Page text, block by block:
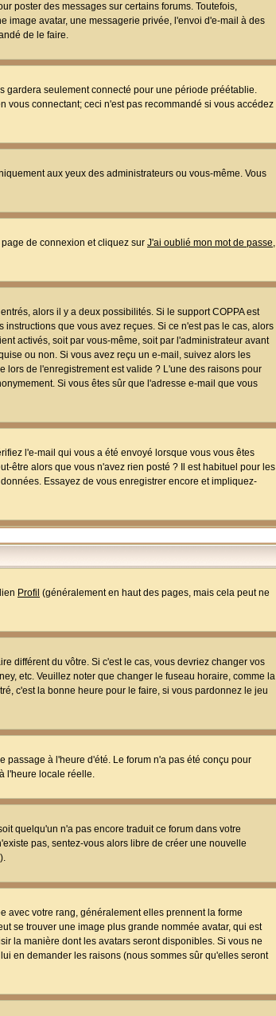
poster des messages sur certains forums. Toutefois,
image avatar, une messagerie privée, l'envoi d'e-mail à des
de le faire.
gardera seulement connecté pour une période préétablie.
vous connectant; ceci n'est pas recommandé si vous accédez
aux yeux des administrateurs ou vous-même. Vous
de connexion et cliquez sur J'ai oublié mon mot de passe,
alors il y a deux possibilités. Si le support COPPA est
que vous avez reçues. Si ce n'est pas le cas, alors
activés, soit par vous-même, soit par l'administrateur avant
ou non. Si vous avez reçu un e-mail, suivez alors les
lors de l'enregistrement est valide ? L'une des raisons pour
Si vous êtes sûr que l'adresse e-mail que vous
l'e-mail qui vous a été envoyé lorsque vous vous êtes
être alors que vous n'avez rien posté ? Il est habituel pour les
Essayez de vous enregistrer encore et impliquez-
Profil (généralement en haut des pages, mais cela peut ne
différent du vôtre. Si c'est le cas, vous devriez changer vos
etc. Veuillez noter que changer le fuseau horaire, comme la
c'est la bonne heure pour le faire, si vous pardonnez le jeu
à l'heure d'été. Le forum n'a pas été conçu pour
l'heure locale réelle.
quelqu'un n'a pas encore traduit ce forum dans votre
pas, sentez-vous alors libre de créer une nouvelle
avec votre rang, généralement elles prennent la forme
se trouver une image plus grande nommée avatar, qui est
la manière dont les avatars seront disponibles. Si vous ne
en demander les raisons (nous sommes sûr qu'elles seront